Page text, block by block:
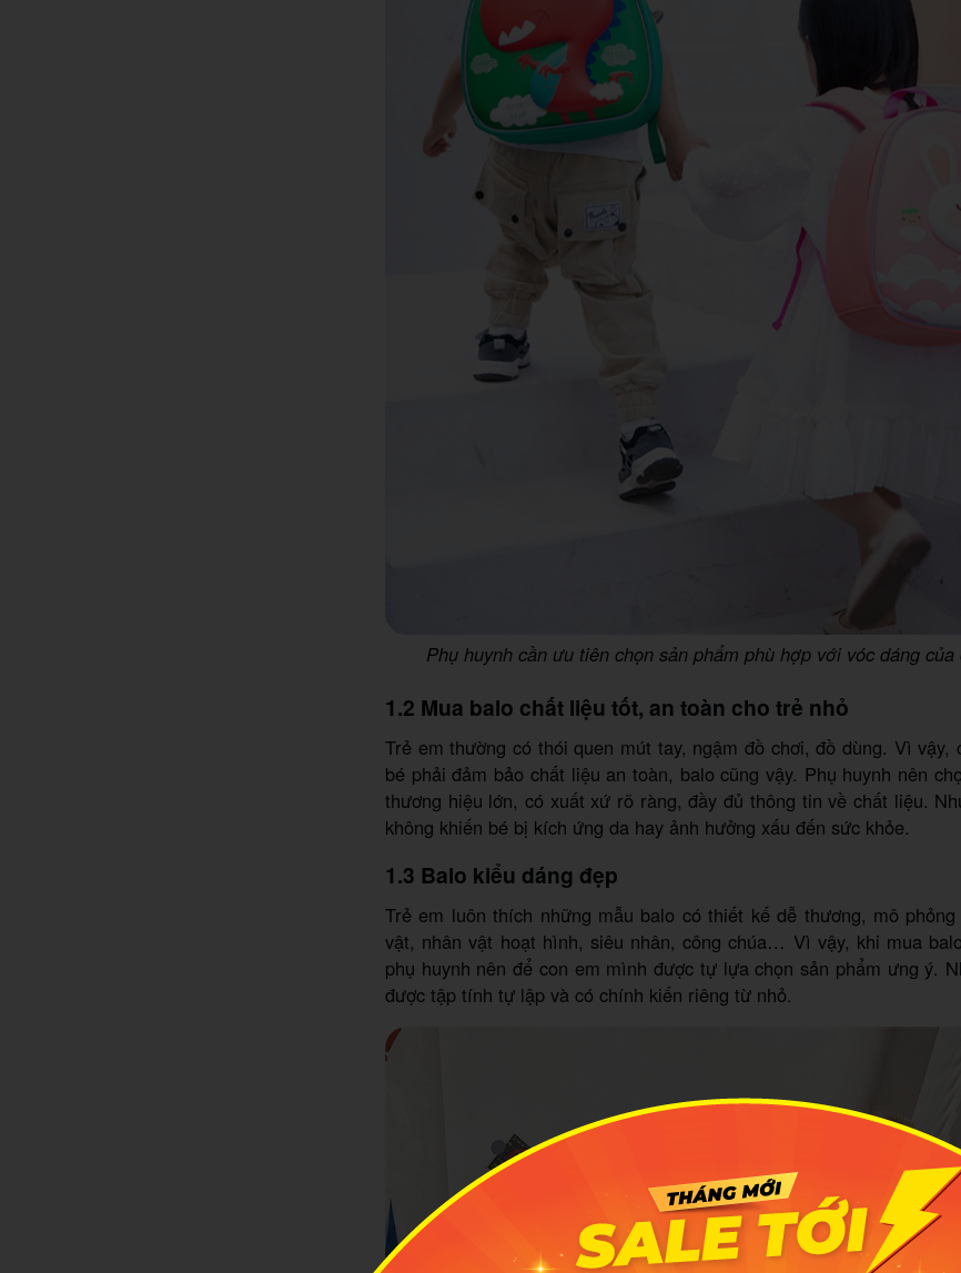
Phụ huynh cần ưu tiên chọn sản phẩm phù hợp với vóc dáng
1.2 Mua balo chất liệu tốt, an toàn cho trẻ nhỏ
Trẻ em thường có thói quen mút tay, ngậm đồ chơi, đồ dùng. Vì vậy,
bé phải đảm bảo chất liệu an toàn, balo cũng vậy. Phụ huynh nên
thương hiệu lớn, có xuất xứ rõ ràng, đầy đủ thông tin về chất liệu.
không khiến bé bị kích ứng da hay ảnh hưởng xấu đến sức khỏe.
1.3 Balo kiểu dáng đẹp
Trẻ em luôn thích những mẫu balo có thiết kế dễ thương, mô
vật, nhân vật hoạt hình, siêu nhân, công chúa… Vì vậy, khi mua
phụ huynh nên để con em mình được tự lựa chọn sản phẩm ưng ý.
được tập tính tự lập và có chính kiến riêng từ nhỏ.